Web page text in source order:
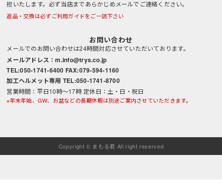
担いたします。必ず当店まであらかじめメールでご連絡ください。
返品・交換は必ずご利用ガイドをご一読下さい
お問い合わせ
メールでのお問い合わせは24時間対応させていただいております。
メールアドレス：m.info@trys.co.jp
TEL:050-1741-6400 FAX:079-594-1160
加工ヘルメット専用 TEL:050-1741-8700
営業時間：平日10時～17時 定休日：土・日・祝日
※年末年始、GW、お盆などの長期休暇は別途ご案内させていただきます。
Copyright © まもる君 All right reserved